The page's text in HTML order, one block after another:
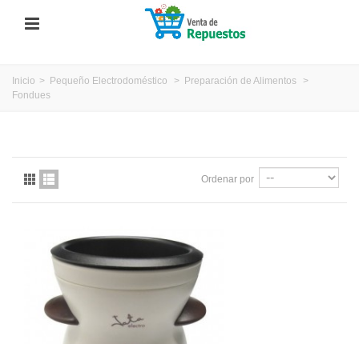
Inicio > Pequeño Electrodoméstico > Preparación de Alimentos
>
Fondues
Ordenar por